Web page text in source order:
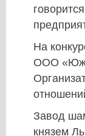
На
ООО
Завод
князем